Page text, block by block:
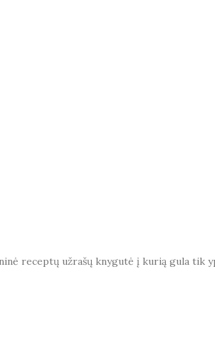
receptų užrašų knygutė į kurią gula tik